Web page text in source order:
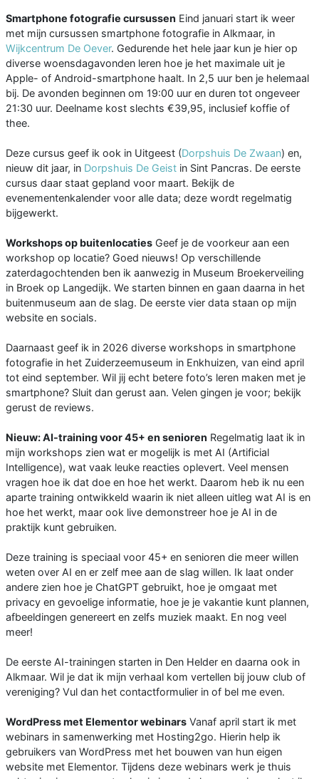
Smartphone fotografie cursussen Eind januari start ik weer
met mijn cursussen smartphone fotografie in Alkmaar, in
Wijkcentrum De Oever. Gedurende het hele jaar kun je hier op
diverse woensdagavonden leren hoe je het maximale uit je
Apple- of Android-smartphone haalt. In 2,5 uur ben je helemaal
bij. De avonden beginnen om 19:00 uur en duren tot ongeveer
21:30 uur. Deelname kost slechts €39,95, inclusief koffie of
thee.
Deze cursus geef ik ook in Uitgeest (Dorpshuis De Zwaan) en,
nieuw dit jaar, in Dorpshuis De Geist in Sint Pancras. De eerste
cursus daar staat gepland voor maart. Bekijk de
evenementenkalender voor alle data; deze wordt regelmatig
bijgewerkt.
Workshops op buitenlocaties Geef je de voorkeur aan een
workshop op locatie? Goed nieuws! Op verschillende
zaterdagochtenden ben ik aanwezig in Museum Broekerveiling
in Broek op Langedijk. We starten binnen en gaan daarna in het
buitenmuseum aan de slag. De eerste vier data staan op mijn
website en socials.
Daarnaast geef ik in 2026 diverse workshops in smartphone
fotografie in het Zuiderzeemuseum in Enkhuizen, van eind april
tot eind september. Wil jij echt betere foto’s leren maken met je
smartphone? Sluit dan gerust aan. Velen gingen je voor; bekijk
gerust de reviews.
Nieuw: AI-training voor 45+ en senioren Regelmatig laat ik in
mijn workshops zien wat er mogelijk is met AI (Artificial
Intelligence), wat vaak leuke reacties oplevert. Veel mensen
vragen hoe ik dat doe en hoe het werkt. Daarom heb ik nu een
aparte training ontwikkeld waarin ik niet alleen uitleg wat AI is en
hoe het werkt, maar ook live demonstreer hoe je AI in de
praktijk kunt gebruiken.
Deze training is speciaal voor 45+ en senioren die meer willen
weten over AI en er zelf mee aan de slag willen. Ik laat onder
andere zien hoe je ChatGPT gebruikt, hoe je omgaat met
privacy en gevoelige informatie, hoe je je vakantie kunt plannen,
afbeeldingen genereert en zelfs muziek maakt. En nog veel
meer!
De eerste AI-trainingen starten in Den Helder en daarna ook in
Alkmaar. Wil je dat ik mijn verhaal kom vertellen bij jouw club of
vereniging? Vul dan het contactformulier in of bel me even.
WordPress met Elementor webinars Vanaf april start ik met
webinars in samenwerking met Hosting2go. Hierin help ik
gebruikers van WordPress met het bouwen van hun eigen
website met Elementor. Tijdens deze webinars werk je thuis